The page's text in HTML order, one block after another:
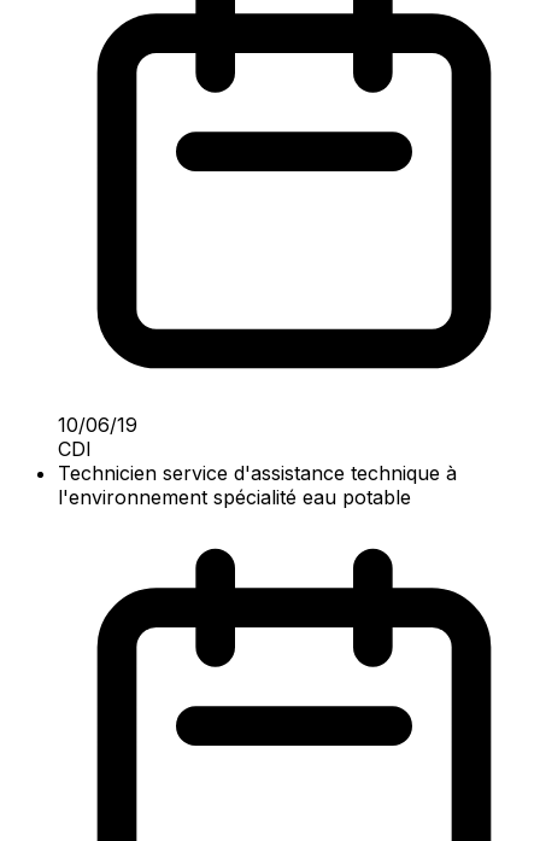
10/06/19
CDI
Technicien service d'assistance technique à
l'environnement spécialité eau potable